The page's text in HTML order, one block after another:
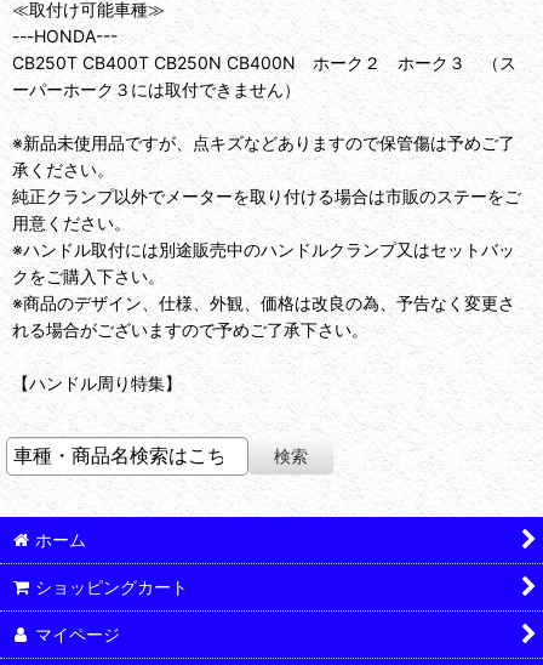
≪取付け可能車種≫
---HONDA---
CB250T CB400T CB250N CB400N ホーク２ ホーク３ （ス
ーパーホーク３には取付できません）
※新品未使用品ですが、点キズなどありますので保管傷は予めご了
承ください。
純正クランプ以外でメーターを取り付ける場合は市販のステーをご
用意ください。
※ハンドル取付には別途販売中のハンドルクランプ又はセットバッ
クをご購入下さい。
※商品のデザイン、仕様、外観、価格は改良の為、予告なく変更さ
れる場合がございますので予めご了承下さい。
【ハンドル周り特集】
ホーム
ショッピングカート
マイページ